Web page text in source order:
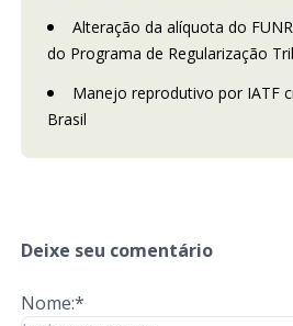
Alteração da alíquota do
do Programa de Regularização
Manejo reprodutivo por IATF
Brasil
Deixe seu comentário
Nome:*